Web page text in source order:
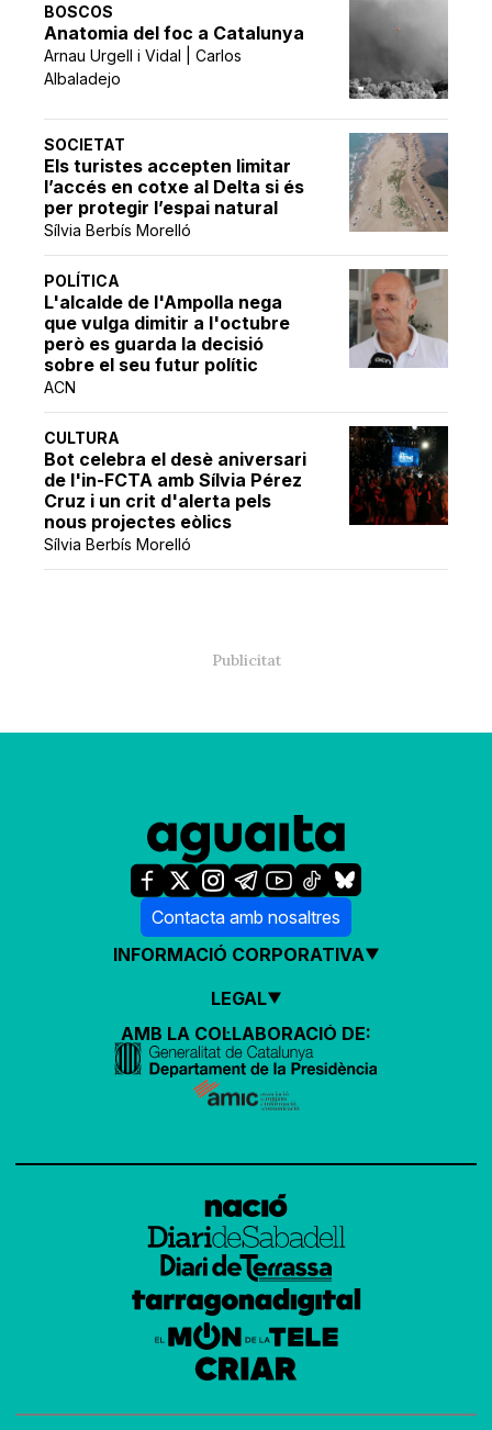
BOSCOS
Anatomia del foc a Catalunya
Arnau Urgell i Vidal | Carlos
Albaladejo
SOCIETAT
Els turistes accepten limitar
l’accés en cotxe al Delta si és
per protegir l’espai natural
Sílvia Berbís Morelló
POLÍTICA
L'alcalde de l'Ampolla nega
que vulga dimitir a l'octubre
però es guarda la decisió
sobre el seu futur polític
ACN
CULTURA
Bot celebra el desè aniversari
de l'in-FCTA amb Sílvia Pérez
Cruz i un crit d'alerta pels
nous projectes eòlics
Sílvia Berbís Morelló
Contacta amb nosaltres
INFORMACIÓ CORPORATIVA
LEGAL
AMB LA COL·LABORACIÓ DE: